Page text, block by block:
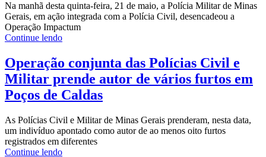
Na manhã desta quinta-feira, 21 de maio, a Polícia Militar de Minas
Gerais, em ação integrada com a Polícia Civil, desencadeou a
Operação Impactum
Continue lendo
Operação conjunta das Polícias Civil e
Militar prende autor de vários furtos em
Poços de Caldas
As Polícias Civil e Militar de Minas Gerais prenderam, nesta data,
um indivíduo apontado como autor de ao menos oito furtos
registrados em diferentes
Continue lendo